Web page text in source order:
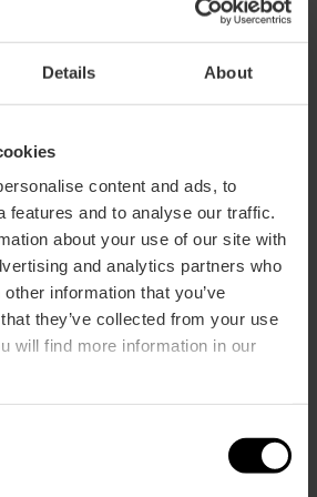
Details About
content and ads, to
features and to analyse our traffic.
about your use of our site with
and analytics partners who
information that you’ve
they’ve collected from your use
will find more information in our
16 46005 València